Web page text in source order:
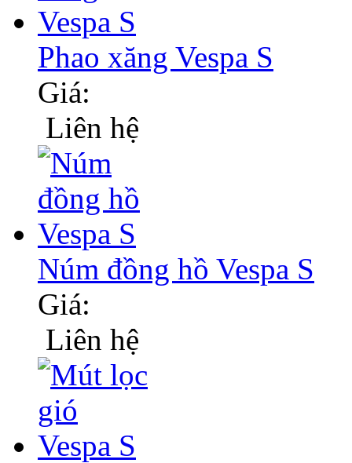
Phao xăng Vespa S
Giá:
Liên hệ
Núm đồng hồ Vespa S
Giá:
Liên hệ